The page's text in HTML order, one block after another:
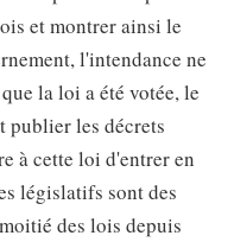
et montrer ainsi le
l'intendance ne
la loi a été votée, le
publier les décrets
à cette loi d'entrer en
législatifs sont des
des lois depuis